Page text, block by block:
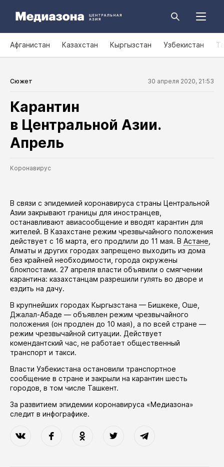
Афганистан Казахстан Кыргызстан Узбекистан
Сюжет 30 апреля 2020, 21:53
Карантин
в Центральной Азии.
Апрель
Коронавирус
В связи с эпидемией коронавируса страны Центральной
Азии закрывают границы для иностранцев,
останавливают авиасообщение и вводят карантин для
жителей. В Казахстане режим чрезвычайного положения
действует с 16 марта, его продлили до 11 мая. В Астане
Алматы и других городах запрещено выходить из дома
без крайней необходимости, города окружены
блокпостами. 27 апреля власти объявили о смягчении
карантина: казахстанцам разрешили гулять во дворе и
ездить на дачу.
В крупнейших городах Кыргызстана — Бишкеке, Оше,
Джалал-Абаде — объявлен режим чрезвычайного
положения (он продлен до 10 мая), а по всей стране —
режим чрезвычайной ситуации. Действует
комендантский час, не работает общественный
транспорт и такси.
Власти Узбекистана остановили транспортное
сообщение в стране и закрыли на карантин шесть
городов, в том числе Ташкент.
За развитием эпидемии коронавируса «Медиазона»
следит в инфографике.